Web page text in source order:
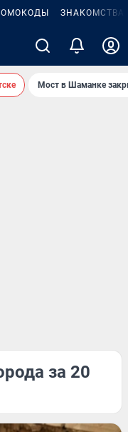
ЗНАКОМСТВА
Мост в Шаманке
за 20